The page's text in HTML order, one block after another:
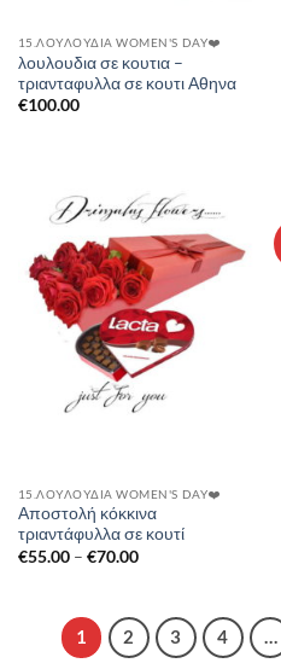
15.ΛΟΥΛΟΎΔΙΑ WOMEN'S DAY❤️
λουλουδια σε κουτια –
τριανταφυλλα σε κουτι Αθηνα
€100.00
15.ΛΟΥΛΟΎΔΙΑ WOMEN'S DAY❤️
Αποστολή κόκκινα
τριαντάφυλλα σε κουτί
€55.00 – €70.00Price
€70.00
1 2 3 4 …